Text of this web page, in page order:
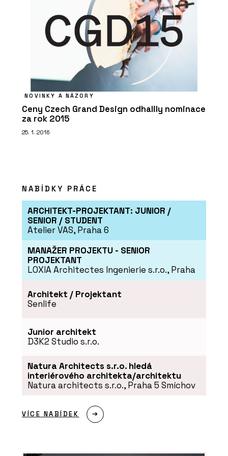
NOVINKY A NÁZORY
Ceny Czech Grand Design odhalily nominace
za rok 2015
25. 1. 2016
NABÍDKY PRÁCE
ARCHITEKT-PROJEKTANT: JUNIOR /
SENIOR / STUDENT
Atelier VAS, Praha 6
MANAŽER PROJEKTU - SENIOR
PROJEKTANT
LOXIA Architectes Ingenierie s.r.o., Praha
Architekt / Projektant
Senlife
Junior architekt
D3K2 Studio s.r.o.
Natura Architects s.r.o. hledá
interiérového architekta/architektu
Natura architects s.r.o., Praha 5 Smíchov
VÍCE NABÍDEK